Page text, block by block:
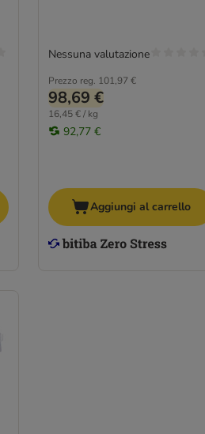
Prezzo reg. 101,97 €
98,69 €
16,45 € / kg
92,77 €
Nessuna valutazione
Aggiungi al carrello